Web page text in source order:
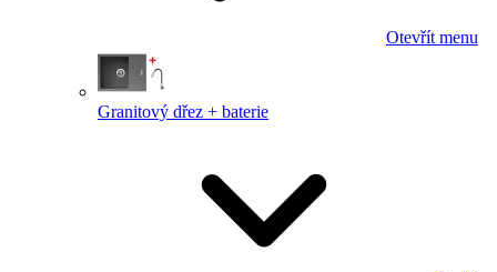
Otevřít menu
Granitový dřez + baterie